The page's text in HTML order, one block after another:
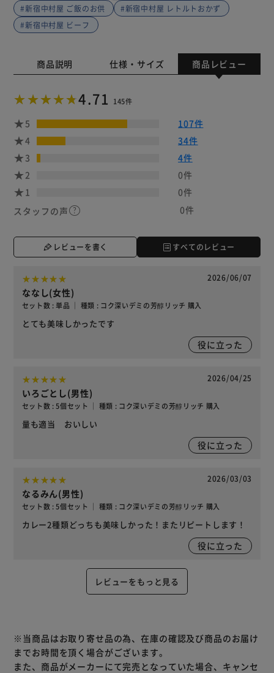
#新宿中村屋 ご飯のお供
#新宿中村屋 レトルトおかず
#新宿中村屋 ビーフ
商品説明 仕様・サイズ 商品レビュー
4.71 145件
5
107件
4
34件
3
4件
2
0件
1
0件
スタッフの声
0件
レビューを書く すべてのレビュー
2026/06/07
ななし(女性)
セット数 : 単品 ｜ 種類 : コク深いデミの芳醇リッチ 購入
とても美味しかったです
役に立った
2026/04/25
いろごとし(男性)
セット数 : 5個セット ｜ 種類 : コク深いデミの芳醇リッチ 購入
量も適当 おいしい
役に立った
2026/03/03
なるみん(男性)
セット数 : 5個セット ｜ 種類 : コク深いデミの芳醇リッチ 購入
カレー2種類どっちも美味しかった！またリピートします！
役に立った
レビューをもっと見る
※当商品はお取り寄せ品の為、在庫の確認及び商品のお届け
までお時間を頂く場合がございます。
また、商品がメーカーにて完売となっていた場合、キャンセ